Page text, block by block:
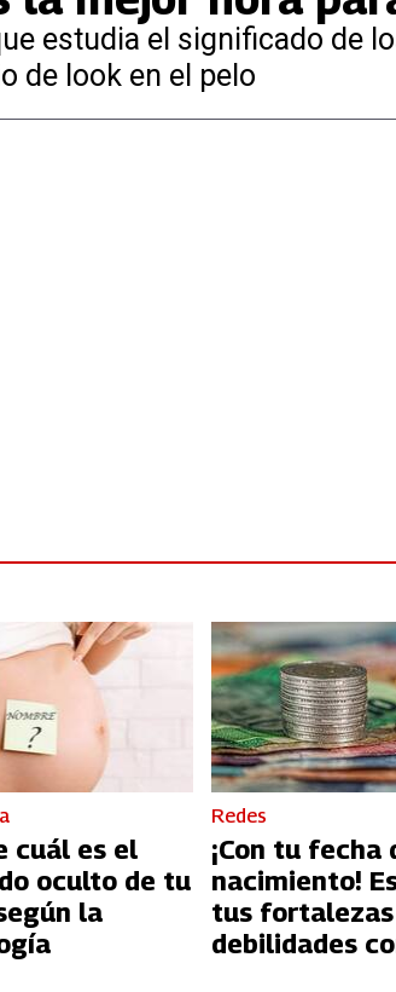
estudia el significado de
de look en el pelo
cuál es el
oculto de tu
la
Redes
¡Con tu fecha
nacimiento!
tus
debilidades